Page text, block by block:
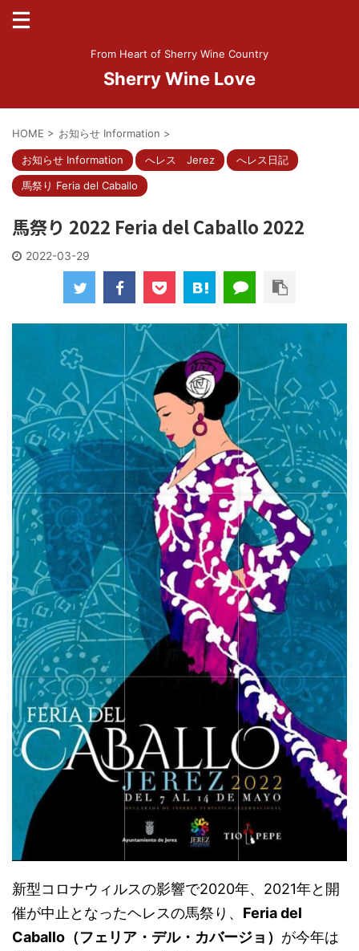
From Heart of Sherry Wine Country
Sherry Wine Love
HOME > お知らせ Information >
お知らせ Information へレス Jerez
へレス日記
馬祭り Feria del Caballo
馬祭り 2022 Feria del Caballo 2022
2022-03-29
新型コロナウィルスの影響で2020年、2021年と開
催が中止となったヘレスの馬祭り、 Feria del
Caballo（フェリア・デル・カバージョ） が今年は